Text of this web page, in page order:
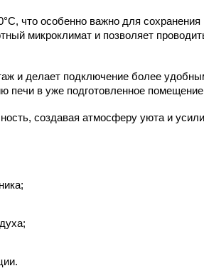
что особенно важно для сохранения
микроклимат и позволяет
и делает подключение более
печи в уже подготовленное
создавая атмосферу уюта и